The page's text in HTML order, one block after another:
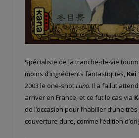
Spécialiste de la tranche-de-vie
moins d’ingrédients fantastiques, Kei
2003 le one-shotLuno. Il a fallut
arriver en France, et ce fut le cas via
de l’occasion pour l’habiller d’une
couverture dure, comme l’édition